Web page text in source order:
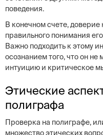
поведения.
В конечном счете, доверие
правильного понимания
Важно подходить к этому
осознанием того, что он
интуицию и критическое
Этические
полиграфа
Проверка на полиграфе,
множество этических